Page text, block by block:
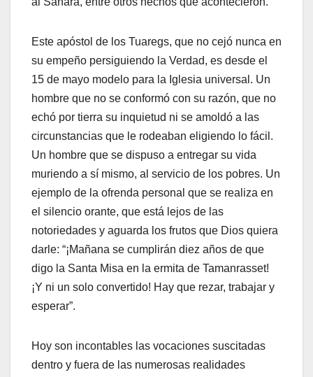
Este apóstol de los Tuaregs, que no cejó nunca en
su empeño persiguiendo la Verdad, es desde el
15 de mayo modelo para la Iglesia universal. Un
hombre que no se conformó con su razón, que no
echó por tierra su inquietud ni se amoldó a las
circunstancias que le rodeaban eligiendo lo fácil.
Un hombre que se dispuso a entregar su vida
muriendo a sí mismo, al servicio de los pobres. Un
ejemplo de la ofrenda personal que se realiza en
el silencio orante, que está lejos de las
notoriedades y aguarda los frutos que Dios quiera
darle: “¡Mañana se cumplirán diez años de que
digo la Santa Misa en la ermita de Tamanrasset!
¡Y ni un solo convertido! Hay que rezar, trabajar y
esperar”.
Hoy son incontables las vocaciones suscitadas
dentro y fuera de las numerosas realidades